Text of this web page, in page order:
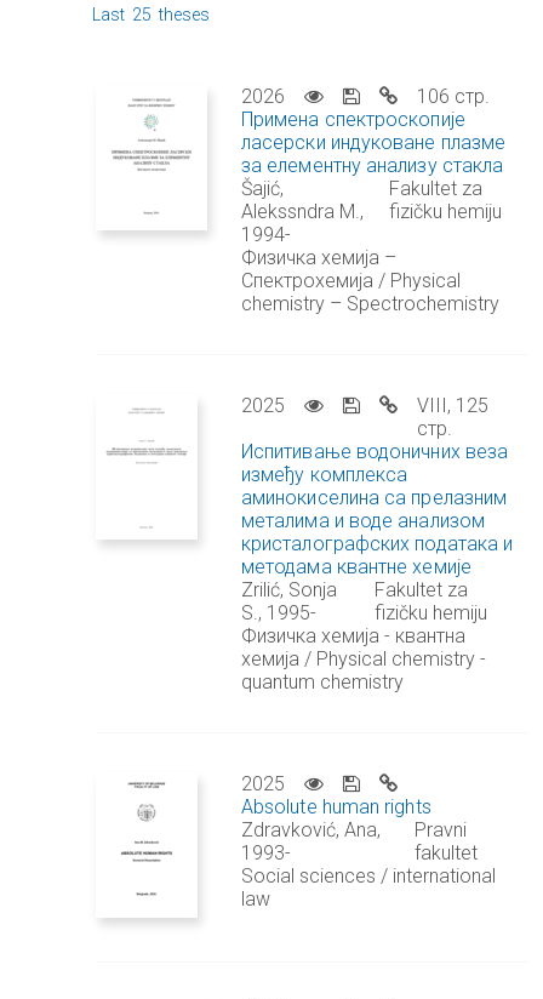
Last 25 theses
2026
106 стр.
Примена спектроскопије
ласерски индуковане плазме
за елементну анализу стакла
Šajić,
Alekssndra M.,
1994-
Fakultet za
fizičku hemiju
Физичка хемија –
Спектрохемија / Physical
chemistry – Spectrochemistry
2025
VIII, 125
стр.
Испитивање водоничних веза
између комплекса
аминокиселина са прелазним
металима и воде анализом
кристалографских података и
методама квантне хемије
Zrilić, Sonja
S., 1995-
Fakultet za
fizičku hemiju
Физичка хемија - квантна
хемија / Physical chemistry -
quantum chemistry
2025
Absolute human rights
Zdravković, Ana,
1993-
Pravni
fakultet
Social sciences / international
law